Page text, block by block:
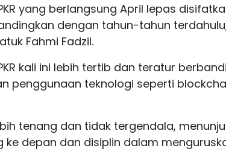
yang berlangsung April lepas
dengan tahun-tahun
Fahmi Fadzil.
kali ini lebih tertib dan teratur
penggunaan teknologi seperti
tenang dan tidak tergendala,
depan dan disiplin dalam